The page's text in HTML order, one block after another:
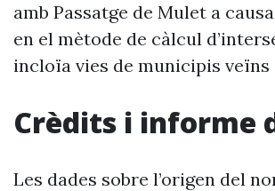
amb Passatge de Mulet a
en el mètode de càlcul
incloïa vies de municipis veïns
Crèdits i informe
Les dades sobre l’origen del